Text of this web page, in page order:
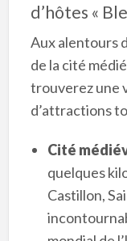
d’hôtes «
Aux alentours
de la cité
trouverez une
d’attractions
Cité
quelques
Castillon,